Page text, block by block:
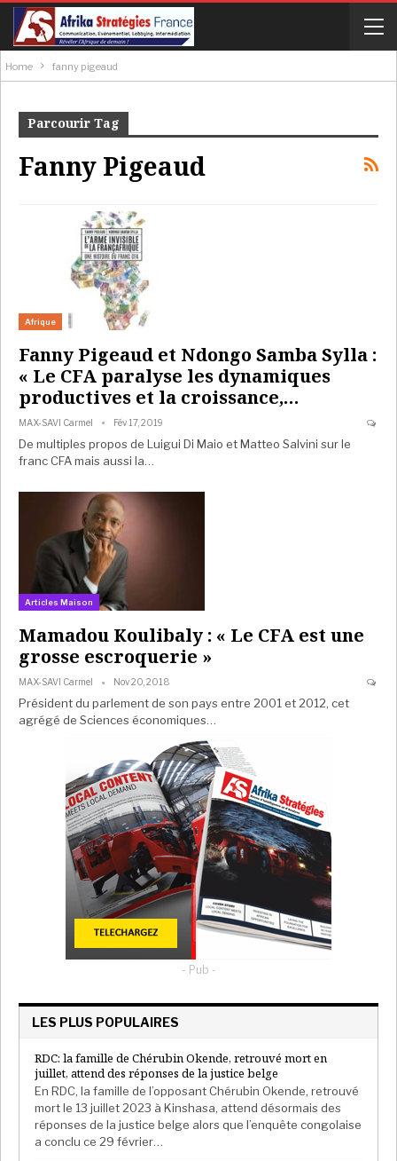
Home fanny pigeaud
Parcourir Tag
Fanny Pigeaud
Afrique
Fanny Pigeaud et Ndongo Samba Sylla :
« Le CFA paralyse les dynamiques
productives et la croissance,…
MAX-SAVI Carmel Fév 17, 2019
De multiples propos de Luigui Di Maio et Matteo Salvini sur le
franc CFA mais aussi la…
Articles Maison
Mamadou Koulibaly : « Le CFA est une
grosse escroquerie »
MAX-SAVI Carmel Nov 20, 2018
Président du parlement de son pays entre 2001 et 2012, cet
agrégé de Sciences économiques…
- Pub -
LES PLUS POPULAIRES
RDC: la famille de Chérubin Okende, retrouvé mort en
juillet, attend des réponses de la justice belge
En RDC, la famille de l’opposant Chérubin Okende, retrouvé
mort le 13 juillet 2023 à Kinshasa, attend désormais des
réponses de la justice belge alors que l’enquête congolaise
a conclu ce 29 février…